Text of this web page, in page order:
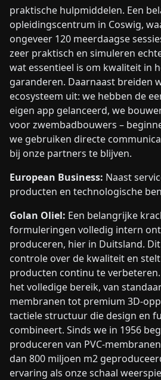
praktische hulpmiddelen. Een
opleidingscentrum in Coswig,
ongeveer 120 meerdaagse
zeer praktisch en simuleren
wat essentieel is om kwaliteit in
garanderen. Daarnaast breiden
ecosysteem uit: we hebben de
eigen app gelanceerd, we
voor zwembadbouwers –
we gebruiken directe
bij onze partners te blijven.
European Business: Naast
producten en technologische
Golan Oliel: Een belangrijke
formuleringen volledig intern
produceren, hier in Duitsland.
controle over de kwaliteit en
producten continu te
het volledige bereik, van
membranen tot premium 3D-
tactiele structuur die design en
combineert. Sinds we in 1956
produceren van PVC-
dan 800 miljoen m2
ervaring als onze schaal